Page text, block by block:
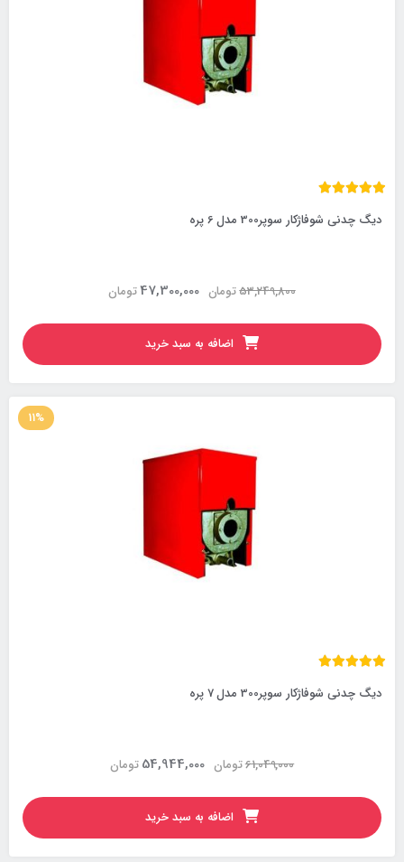
دیگ چدنی شوفاژکار سوپر300 مدل 6 پره
تومان53,249,800 تومان47,300,000
اضافه به سبد خرید
11%
دیگ چدنی شوفاژکار سوپر300 مدل 7 پره
تومان61,049,000 تومان54,944,000
اضافه به سبد خرید